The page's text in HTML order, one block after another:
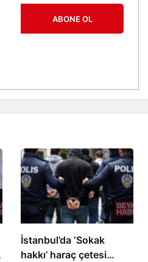
ABONE OL
İstanbul’da ‘Sokak
hakkı’ haraç çetesi